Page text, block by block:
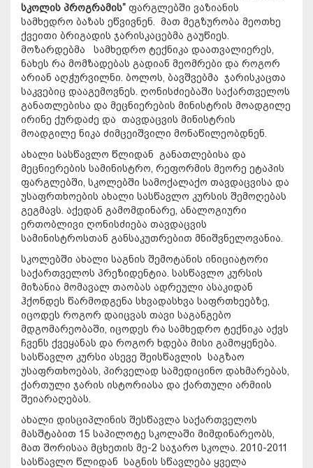
სკოლის პროგრამის” ფარგლებში ვაზიანის
სამხედრო ბაზას ეწვივნენ. მათ მეგზურობა მეოთხე
ქვეითი ბრიგადის ჯარისკაცებმა გაუწიეს.
მოზარდებმა სამხედრო ტექნიკა დაათვალიერეს,
ნახეს რა მომზადებას გადიან მეომრები და როგორ
არიან აღჭურვილნი. ბოლოს, ბავშვებმა ჯარისკაცთა
საკვებიც დააგემოვნეს. ღონისძიებაში საქართველოს
განათლებისა და მეცნიერების მინისტრის მოადგილე
ირინე ქურდაძე და თავდაცვის მინისტრის
მოადგილე ნიკა ძიმცეიშვილი მონაწილეობდნენ.
ახალი სასწავლო წლიდან განათლებისა და
მეცნიერების სამინისტრო, რეფორმის მეორე ეტაპის
ფარგლებში, სკოლებში სამოქალაქო თავდაცვისა და
უსაფრთხოების ახალი სასწავლო კურსის შემოღებას
გეგმავს. აქედან გამომდინარე, ანალოგიური
ერთობლივი ღონისძიება თავდაცვის
სამინისტროსთან განსაკუთრებით მნიშვნელოვანია.
სკოლებში ახალი საგნის შემოტანის ინიციატორი
საქართველოს პრეზიდენტია. სასწავლო კურსის
მიზანია მომავალ თაობას ადრეული ასაკიდან
ჰქონდეს წარმოდგენა სხვადასხვა საფრთხეებზე,
იცოდეს როგორ დაიცვას თავი საგანგებო
მდგომარეობაში, იცოდეს რა სამხედრო ტექნიკა აქვს
ჩვენს ქვეყანას და როგორ ხდება მისი გამოყენება.
სასწავლო კურსი ასევე შეისწავლის საგზაო
უსაფრთხოებას, პირველად სამედიცინო დახმარებას,
ქართული ჯარის ისტორიასა და ქართული არმიის
შეიარაღებას.
ახალი დისციპლინის შესწავლა საქართველოს
მასშტაბით 15 საპილოტე სკოლაში მიმდინარეობს,
მათ შორისაა მცხეთის მე-2 საჯარო სკოლა. 2010-2011
სასწავლო წლიდან საგნის სწავლება ყველა